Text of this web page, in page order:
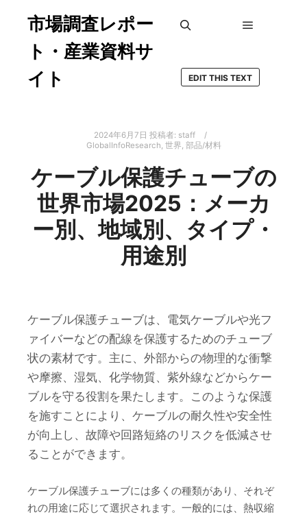
市場調査レポー
ト・産業資料サ
イト
EDIT THIS TEXT
2024年6月7日 投稿者: staff
GlobalInfoResearch, 世界, 部品/材料
ケーブル保護チューブの
世界市場2025：メーカ
ー別、地域別、タイプ・
用途別
ケーブル保護チューブは、電気ケーブルや光フ
ァイバーなどの配線を保護するためのチューブ
状の素材です。主に、外部からの物理的な衝撃
や摩擦、湿気、化学物質、紫外線などからケー
ブルを守る役割を果たします。このような保護
を施すことにより、ケーブルの耐久性や安全性
が向上し、故障や回路短絡のリスクを低減させ
ることができます。
ケーブル保護チューブには多くの種類があり、それぞ
れの用途に応じて選択されます。一般的には、熱収縮